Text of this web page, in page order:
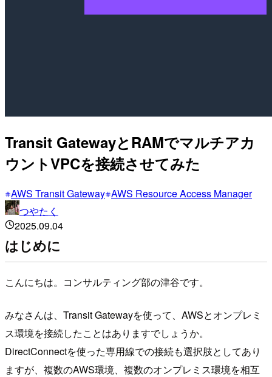
Transit GatewayとRAMでマルチアカ
ウントVPCを接続させてみた
AWS Transit Gateway AWS Resource Access Manager
つやたく
2025.09.04
はじめに
こんにちは。コンサルティング部の津谷です。
みなさんは、Transit Gatewayを使って、AWSとオンプレミ
ス環境を接続したことはありますでしょうか。
DirectConnectを使った専用線での接続も選択肢としてあり
ますが、複数のAWS環境、複数のオンプレミス環境を相互